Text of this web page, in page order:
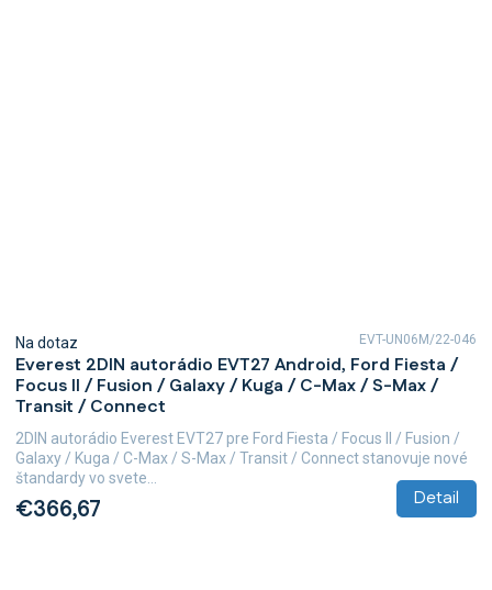
Everest 2DIN autorádio EVT27 Android, Ford Fiesta /
Focus II / Fusion / Galaxy / Kuga / C-Max / S-Max /
Transit / Connect
Na dotaz
€366,67 Detail
2DIN autorádio Everest EVT27 pre Ford Fiesta / Focus II / Fusion /
Galaxy / Kuga / C-Max / S-Max / Transit / Connect stanovuje nové
štandardy vo svete...
EVT-UN06M/22-046